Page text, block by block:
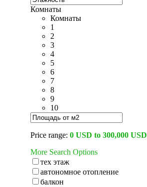
Комнаты
Комнаты
1
2
3
4
5
6
7
8
9
10
Price range: 0 USD to 300,000 USD
More Search Options
тех этаж
автономное отопление
балкон